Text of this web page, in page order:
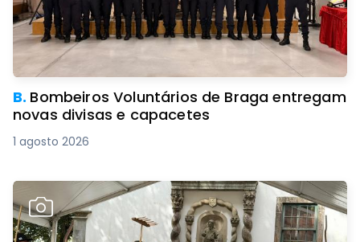
B. Bombeiros Voluntários de Braga entregam
novas divisas e capacetes
1 agosto 2026